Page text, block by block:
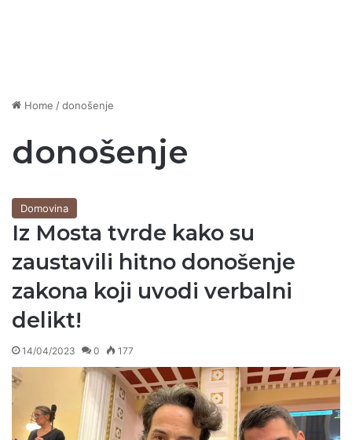
Home /donošenje
donošenje
Domovina
Iz Mosta tvrde kako su
zaustavili hitno donošenje
zakona koji uvodi verbalni
delikt!
14/04/2023 0 177